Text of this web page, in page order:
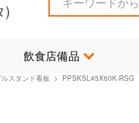
)
飲食店備品
スタンド看板 > PPSKSL45X60K-RSG